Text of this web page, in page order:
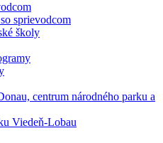
sprievodcom
školy
centrum národného parku a
Viedeň-Lobau